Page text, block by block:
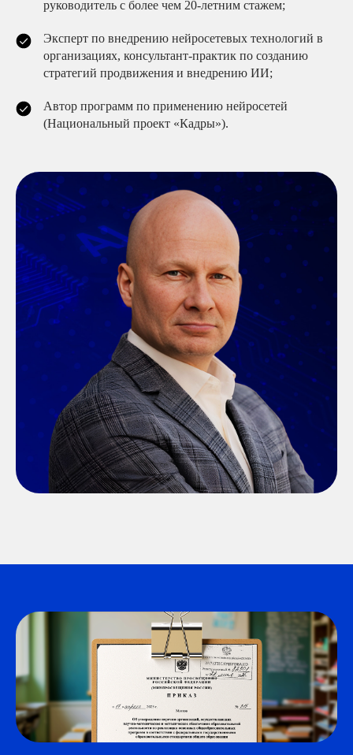
руководитель с более чем 20-летним стажем;
Эксперт по внедрению нейросетевых технологий в
организациях, консультант-практик по созданию
стратегий продвижения и внедрению ИИ;
Автор программ по применению нейросетей
(Национальный проект «Кадры»).